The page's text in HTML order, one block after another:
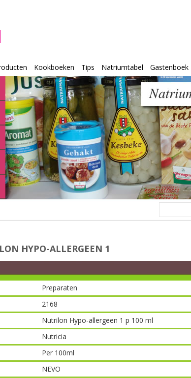
Kookboeken Tips Natriumtabel Gastenboek
HYPO-ALLERGEEN 1
Preparaten
2168
Nutrilon Hypo-allergeen 1 p 100 ml
Nutricia
Per 100ml
NEVO